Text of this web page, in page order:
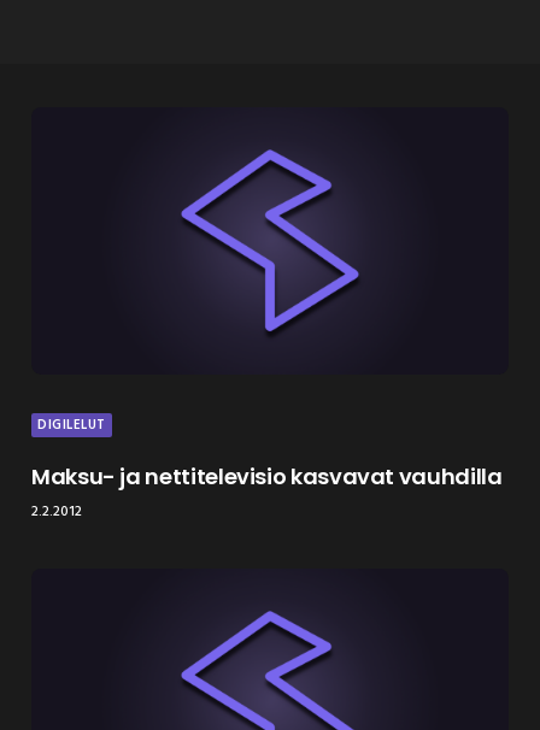
DIGILELUT
Maksu- ja nettitelevisio kasvavat vauhdilla
2.2.2012